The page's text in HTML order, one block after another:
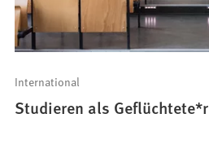
International
Studieren als Geflüchtete*r